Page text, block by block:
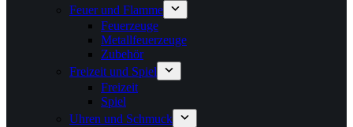
Feuer und Flamme
Feuerzeuge
Metallfeuerzeuge
Zubehör
Freizeit und Spiel
Freizeit
Spiel
Uhren und Schmuck